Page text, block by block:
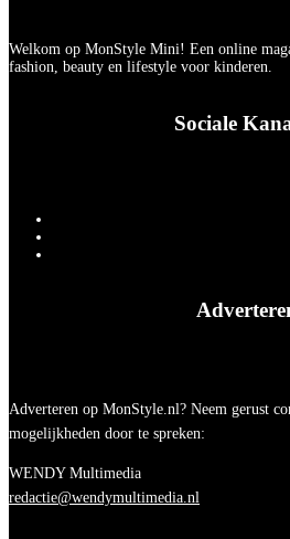
Welkom op MonStyle Mini! Een online
fashion, beauty en lifestyle voor kinderen.
Sociale
Adverteren op MonStyle.nl? Neem gerust
mogelijkheden door te spreken:
WENDY Multimedia
redactie@wendymultimedia.nl